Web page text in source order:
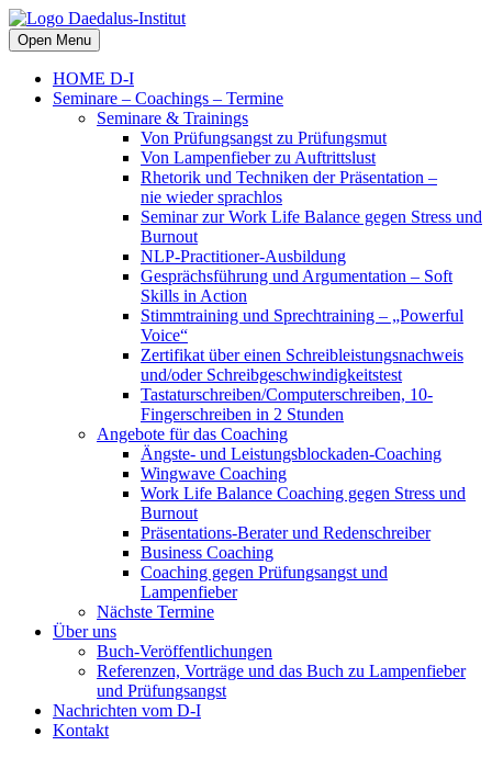
Open Menu
HOME D-I
Seminare – Coachings – Termine
Seminare & Trainings
Von Prüfungsangst zu Prüfungsmut
Von Lampenfieber zu Auftrittslust
Rhetorik und Techniken der Präsentation –
nie wieder sprachlos
Seminar zur Work Life Balance gegen Stress und
Burnout
NLP-Practitioner-Ausbildung
Gesprächsführung und Argumentation – Soft
Skills in Action
Stimmtraining und Sprechtraining – „Powerful
Voice“
Zertifikat über einen Schreibleistungsnachweis
und/oder Schreibgeschwindigkeitstest
Tastaturschreiben/Computerschreiben, 10-
Fingerschreiben in 2 Stunden
Angebote für das Coaching
Ängste- und Leistungsblockaden-Coaching
Wingwave Coaching
Work Life Balance Coaching gegen Stress und
Burnout
Präsentations-Berater und Redenschreiber
Business Coaching
Coaching gegen Prüfungsangst und
Lampenfieber
Nächste Termine
Über uns
Buch-Veröffentlichungen
Referenzen, Vorträge und das Buch zu Lampenfieber
und Prüfungsangst
Nachrichten vom D-I
Kontakt